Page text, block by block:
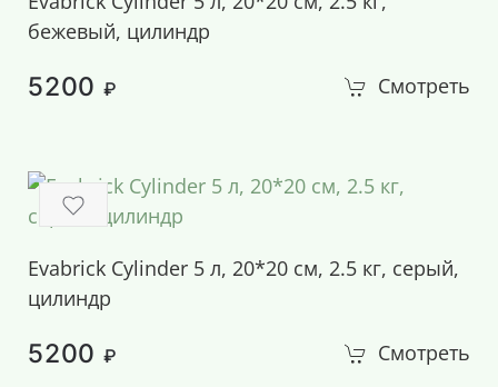
бежевый, цилиндр
5200 ₽ Смотреть
Evabrick Cylinder 5 л, 20*20 см, 2.5 кг, серый,
цилиндр
5200 ₽ Смотреть